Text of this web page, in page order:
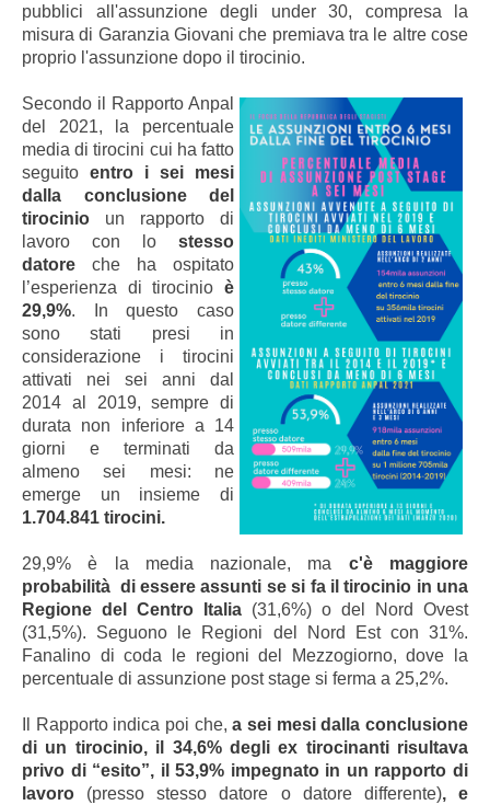
pubblici all'assunzione degli under 30, compresa la
misura di Garanzia Giovani che premiava tra le altre cose
proprio l'assunzione dopo il tirocinio.
Secondo il Rapporto Anpal
del 2021, la percentuale
media di tirocini cui ha fatto
seguito entro i sei mesi
dalla conclusione del
tirocinio un rapporto di
lavoro con lo stesso
datore che ha ospitato
l’esperienza di tirocinio è
29,9%. In questo caso
sono stati presi in
considerazione i tirocini
attivati nei sei anni dal
2014 al 2019, sempre di
durata non inferiore a 14
giorni e terminati da
almeno sei mesi: ne
emerge un insieme di
1.704.841 tirocini.
29,9% è la media nazionale, ma
c'è maggiore
probabilità di essere assunti se si fa il tirocinio in una
Regione del Centro Italia (31,6%) o del Nord Ovest
(31,5%). Seguono le Regioni del Nord Est con 31%.
Fanalino di coda le regioni del Mezzogiorno, dove la
percentuale di assunzione post stage si ferma a 25,2%.
Il Rapporto indica poi che,a sei mesi dalla conclusione
di un tirocinio, il 34,6% degli ex tirocinanti risultava
privo di “esito”, il 53,9% impegnato in un rapporto di
lavoro (presso stesso datore o datore differente), e